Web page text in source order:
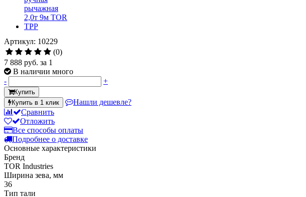
Артикул: 10229
(0)
7 888 руб. за 1
В наличии много
-
+
Купить
Купить в 1 клик
Нашли дешевле?
Сравнить
Отложить
Все способы оплаты
Подробнее о доставке
Основные характеристики
Бренд
TOR Industries
Ширина зева, мм
36
Тип тали